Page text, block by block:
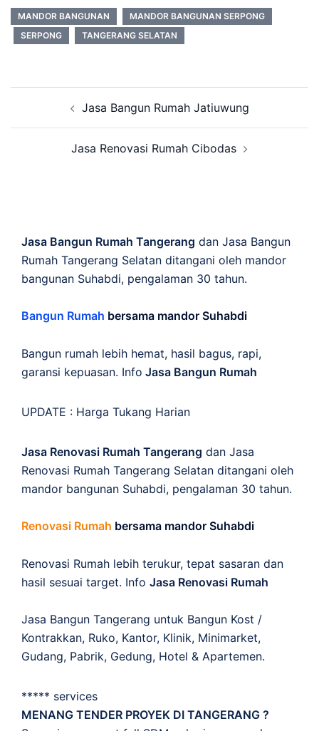
MANDOR BANGUNAN
MANDOR BANGUNAN SERPONG
SERPONG
TANGERANG SELATAN
navigationJasa Bangun Rumah Jatiuwung
Jasa Renovasi Rumah Cibodas
Jasa Bangun Rumah Tangerang dan Jasa Bangun
Rumah Tangerang Selatan ditangani oleh mandor
bangunan Suhabdi, pengalaman 30 tahun.
Bangun Rumah bersama mandor Suhabdi
Bangun rumah lebih hemat, hasil bagus, rapi,
garansi kepuasan. Info Jasa Bangun Rumah
UPDATE : Harga Tukang Harian
Jasa Renovasi Rumah Tangerang dan Jasa
Renovasi Rumah Tangerang Selatan ditangani oleh
mandor bangunan Suhabdi, pengalaman 30 tahun.
Renovasi Rumah bersama mandor Suhabdi
Renovasi Rumah lebih terukur, tepat sasaran dan
hasil sesuai target. Info Jasa Renovasi Rumah
Jasa Bangun Tangerang untuk Bangun Kost /
Kontrakkan, Ruko, Kantor, Klinik, Minimarket,
Gudang, Pabrik, Gedung, Hotel & Apartemen.
***** services
MENANG TENDER PROYEK DI TANGERANG ?